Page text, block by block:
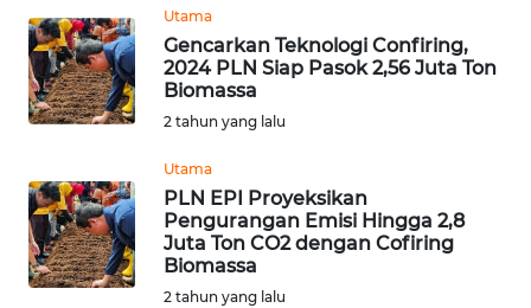
Utama
Gencarkan Teknologi Confiring,
2024 PLN Siap Pasok 2,56 Juta Ton
Biomassa
2 tahun yang lalu
Utama
PLN EPI Proyeksikan
Pengurangan Emisi Hingga 2,8
Juta Ton CO2 dengan Cofiring
Biomassa
2 tahun yang lalu
BEKASI
WN
BOGOR
DEPOK
WN
TAPANULI